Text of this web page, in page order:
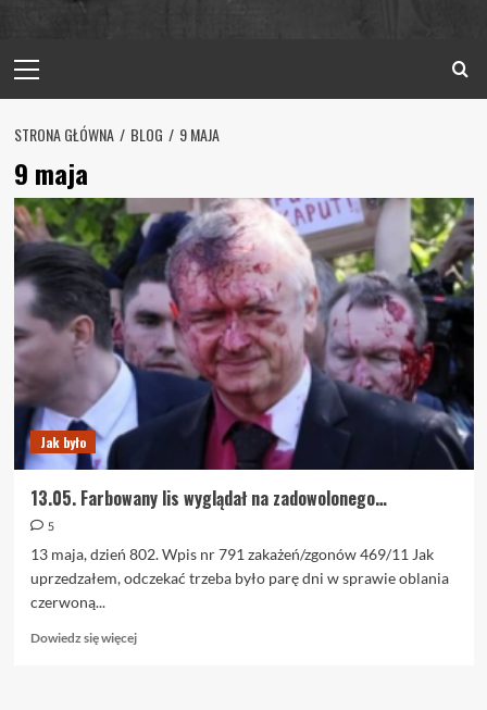
Menu
STRONA GŁÓWNA BLOG 9 MAJA
9 maja
Jak było
13.05. Farbowany lis wyglądał na zadowolonego…
5
13 maja, dzień 802. Wpis nr 791 zakażeń/zgonów 469/11 Jak
uprzedzałem, odczekać trzeba było parę dni w sprawie oblania
czerwoną...
Dowiedz się więcejDowiedz